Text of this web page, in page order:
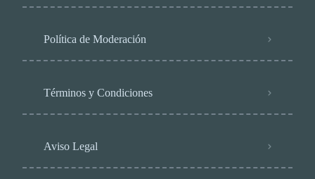
Política de Moderación
Términos y Condiciones
Aviso Legal